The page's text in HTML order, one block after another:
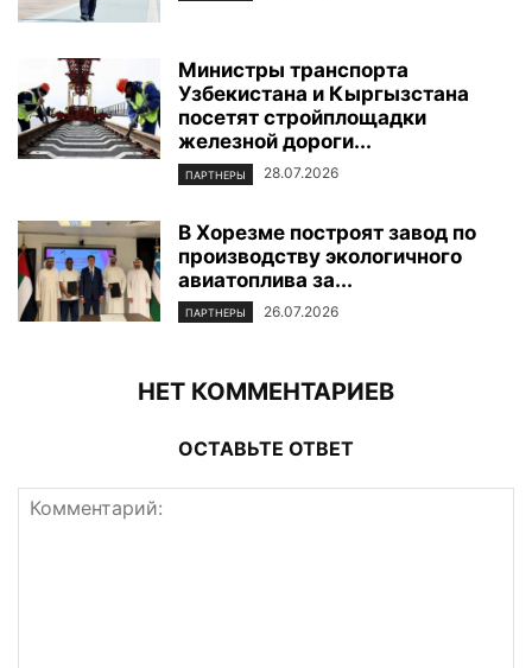
Министры транспорта
Узбекистана и Кыргызстана
посетят стройплощадки
железной дороги...
ПАРТНЕРЫ 28.07.2026
В Хорезме построят завод по
производству экологичного
авиатоплива за...
ПАРТНЕРЫ 26.07.2026
НЕТ КОММЕНТАРИЕВ
ОСТАВЬТЕ ОТВЕТ